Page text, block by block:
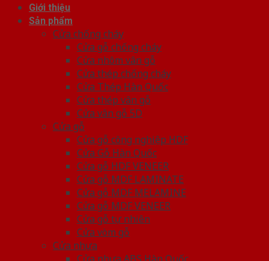
Giới thiệu
Sản phẩm
Cửa chống cháy
Cửa gỗ chống cháy
Cửa nhôm vân gỗ
Cửa thép chống cháy
Cửa Thép Hàn Quốc
Cửa thép vân gỗ
Cửa vân gỗ 5D
Cửa gỗ
Cửa gỗ công nghiệp HDF
Cửa Gỗ Hàn Quốc
Cửa gỗ HDF VENEER
Cửa gỗ MDF LAMINATE
Cửa gỗ MDF MELAMINE
Cửa gỗ MDF VENEER
Cửa gỗ tự nhiên
Cửa vòm gỗ
Cửa nhựa
Cửa nhựa ABS Hàn Quốc